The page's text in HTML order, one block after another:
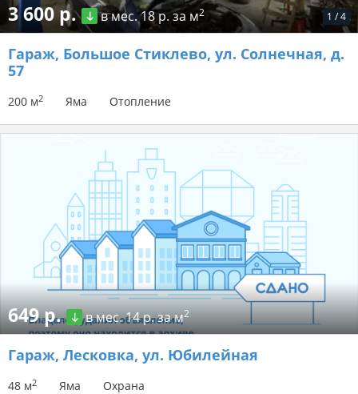
1 /4
3 600 р. в мес.18 р. за м2
Гараж, Большое Стиклево, ул. Солнечная, д.
57
200 м2 Яма Отопление
649 р. в мес.14 р. за м2
Гараж, Лесковка, ул. Юбилейная
48 м2 Яма Охрана